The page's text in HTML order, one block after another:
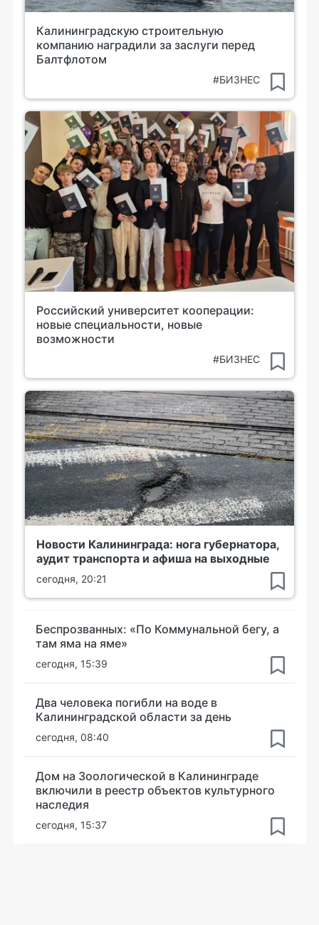
Калининградскую строительную
компанию наградили за заслуги перед
Балтфлотом
#БИЗНЕС
Российский университет кооперации:
новые специальности, новые
возможности
#БИЗНЕС
Новости Калининграда: нога губернатора,
аудит транспорта и афиша на выходные
сегодня, 20:21
Беспрозванных: «По Коммунальной бегу, а
там яма на яме»
сегодня, 15:39
Два человека погибли на воде в
Калининградской области за день
сегодня, 08:40
Дом на Зоологической в Калининграде
включили в реестр объектов культурного
наследия
сегодня, 15:37